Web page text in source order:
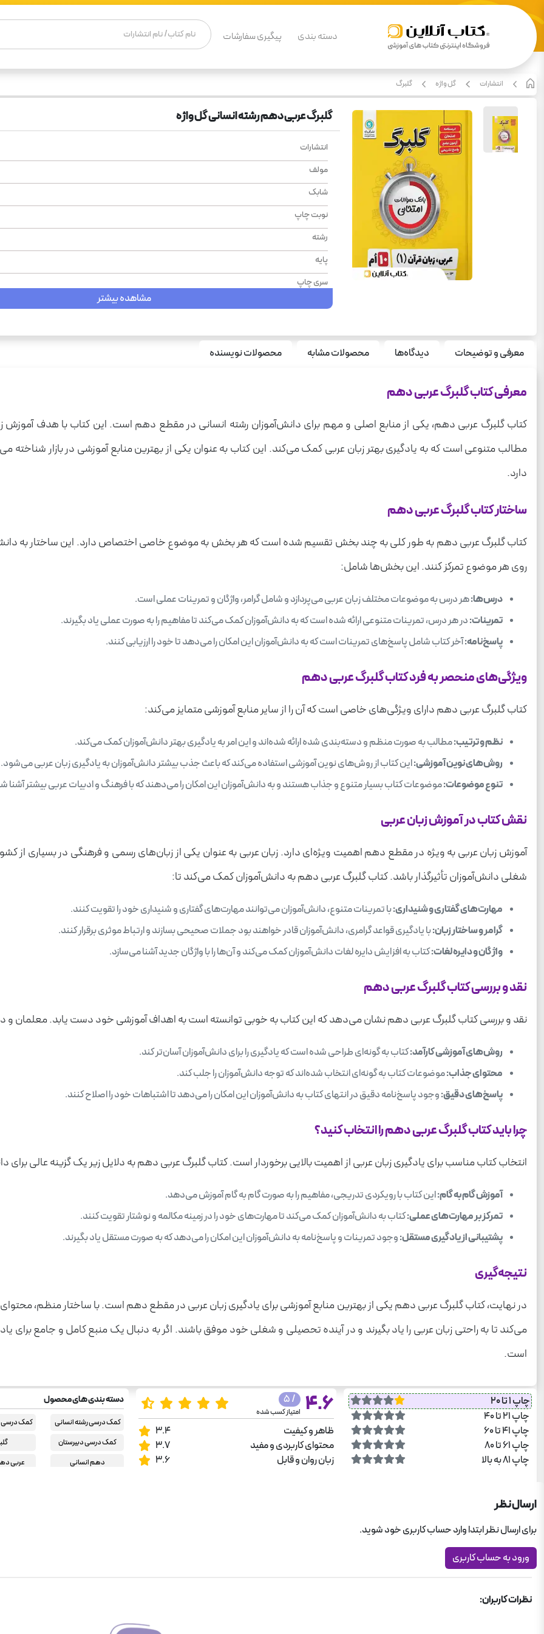
دسته بندی پیگیری سفارشات
انتشارات گل واژه گلبرگ
گلبرگ عربی دهم رشته انسانی گل واژه
انتشارات
مولف
شابک
نوبت چاپ
رشته
پایه
سری چاپ
نوع جلد
مشاهده بیشتر
معرفی و توضیحات دیدگاه‌ها محصولات مشابه محصولات نویسنده
معرفی کتاب گلبرگ عربی دهم
کتاب گلبرگ عربی دهم، یکی از منابع اصلی و مهم برای دانش‌آموزان رشته انسانی در مقطع دهم است. این کتاب با هدف
مطالب متنوعی است که به یادگیری بهتر زبان عربی کمک می‌کند. این کتاب به عنوان یکی از بهترین منابع آموزشی در بازار شناخته
دارد.
ساختار کتاب گلبرگ عربی دهم
کتاب گلبرگ عربی دهم به طور کلی به چند بخش تقسیم شده است که هر بخش به موضوع خاصی اختصاص دارد. این ساختار به
روی هر موضوع تمرکز کنند. این بخش‌ها شامل:
درس‌ها:هر درس به موضوعات مختلف زبان عربی می‌پردازد و شامل گرامر، واژگان و تمرینات عملی است.
تمرینات:در هر درس، تمرینات متنوعی ارائه شده است که به دانش‌آموزان کمک می‌کند تا مفاهیم را به صورت عملی یاد بگیرند.
پاسخ‌نامه:آخر کتاب شامل پاسخ‌های تمرینات است که به دانش‌آموزان این امکان را می‌دهد تا خود را ارزیابی کنند.
ویژگی‌های منحصر به فرد کتاب گلبرگ عربی دهم
کتاب گلبرگ عربی دهم دارای ویژگی‌های خاصی است که آن را از سایر منابع آموزشی متمایز می‌کند:
نظم و ترتیب:مطالب به صورت منظم و دسته‌بندی شده ارائه شده‌اند و این امر به یادگیری بهتر دانش‌آموزان کمک می‌کند.
روش‌های نوین آموزشی:این کتاب از روش‌های نوین آموزشی استفاده می‌کند که باعث جذب بیشتر دانش‌آموزان به یادگیری زبان عربی می‌شود.
تنوع موضوعات:موضوعات کتاب بسیار متنوع و جذاب هستند و به دانش‌آموزان این امکان را می‌دهند که با فرهنگ و ادبیات عربی بیشتر آشنا
نقش کتاب در آموزش زبان عربی
آموزش زبان عربی به ویژه در مقطع دهم اهمیت ویژه‌ای دارد. زبان عربی به عنوان یکی از زبان‌های رسمی و فرهنگی در بسیاری از
شغلی دانش‌آموزان تأثیرگذار باشد. کتاب گلبرگ عربی دهم به دانش‌آموزان کمک می‌کند تا:
مهارت‌های گفتاری و شنیداری:با تمرینات متنوع، دانش‌آموزان می‌توانند مهارت‌های گفتاری و شنیداری خود را تقویت کنند.
گرامر و ساختار زبان:با یادگیری قواعد گرامری، دانش‌آموزان قادر خواهند بود جملات صحیحی بسازند و ارتباط موثری برقرار کنند.
واژگان و دایره لغات:کتاب به افزایش دایره لغات دانش‌آموزان کمک می‌کند و آن‌ها را با واژگان جدید آشنا می‌سازد.
نقد و بررسی کتاب گلبرگ عربی دهم
نقد و بررسی کتاب گلبرگ عربی دهم نشان می‌دهد که این کتاب به خوبی توانسته است به اهداف آموزشی خود دست یابد. معلمان و
روش‌های آموزشی کارآمد:کتاب به گونه‌ای طراحی شده است که یادگیری را برای دانش‌آموزان آسان‌تر کند.
محتوای جذاب:موضوعات کتاب به گونه‌ای انتخاب شده‌اند که توجه دانش‌آموزان را جلب کند.
پاسخ‌های دقیق:وجود پاسخ‌نامه دقیق در انتهای کتاب به دانش‌آموزان این امکان را می‌دهد تا اشتباهات خود را اصلاح کنند.
چرا باید کتاب گلبرگ عربی دهم را انتخاب کنید؟
انتخاب کتاب مناسب برای یادگیری زبان عربی از اهمیت بالایی برخوردار است. کتاب گلبرگ عربی دهم به دلایل زیر یک گزینه عالی
آموزش گام به گام:این کتاب با رویکردی تدریجی، مفاهیم را به صورت گام به گام آموزش می‌دهد.
تمرکز بر مهارت‌های عملی:کتاب به دانش‌آموزان کمک می‌کند تا مهارت‌های خود را در زمینه مکالمه و نوشتار تقویت کنند.
پشتیبانی از یادگیری مستقل:وجود تمرینات و پاسخ‌نامه به دانش‌آموزان این امکان را می‌دهد که به صورت مستقل یاد بگیرند.
نتیجه‌گیری
در نهایت، کتاب گلبرگ عربی دهم یکی از بهترین منابع آموزشی برای یادگیری زبان عربی در مقطع دهم است. با ساختار منظم،
می‌کند تا به راحتی زبان عربی را یاد بگیرند و در آینده تحصیلی و شغلی خود موفق باشند. اگر به دنبال یک منبع کامل و جامع برای
است.
چاپ 1 تا 20
چاپ 21 تا 40
چاپ 41 تا 60
چاپ 61 تا 80
چاپ 81 به بالا
4.6
/ 5
امتیاز کسب شده
ظاهر و کیفیت
3.4
محتوای کاربردی و مفید
3.7
زبان روان و قابل
3.6
دسته بندی های محصول
کمک درسی رشته انسانی
کمک درسی
کمک درسی دبیرستان
دهم انسانی
عربی
ارسال نظر
برای ارسال نظر ابتدا وارد حساب کاربری خود شوید.
ورود به حساب کاربری
نظرات کاربران: